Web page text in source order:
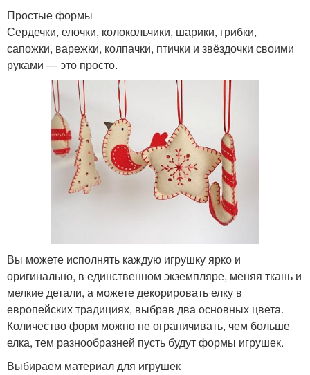
Простые формы
Сердечки, елочки, колокольчики, шарики, грибки,
сапожки, варежки, колпачки, птички и звёздочки своими
руками — это просто.
Вы можете исполнять каждую игрушку ярко и
оригинально, в единственном экземпляре, меняя ткань и
мелкие детали, а можете декорировать елку в
европейских традициях, выбрав два основных цвета.
Количество форм можно не ограничивать, чем больше
елка, тем разнообразней пусть будут формы игрушек.
Выбираем материал для игрушек